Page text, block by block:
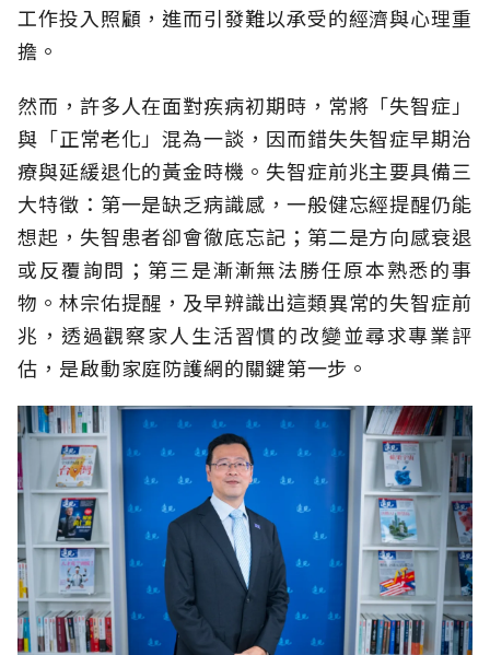
工作投入照顧，進而引發難以承受的經濟與心理重
擔。
然而，許多人在面對疾病初期時，常將「失智症」
與「正常老化」混為一談，因而錯失失智症早期治
療與延緩退化的黃金時機。失智症前兆主要具備三
大特徵：第一是缺乏病識感，一般健忘經提醒仍能
想起，失智患者卻會徹底忘記；第二是方向感衰退
或反覆詢問；第三是漸漸無法勝任原本熟悉的事
物。林宗佑提醒，及早辨識出這類異常的失智症前
兆，透過觀察家人生活習慣的改變並尋求專業評
估，是啟動家庭防護網的關鍵第一步。